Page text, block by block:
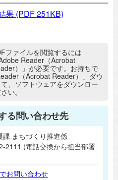
果 (PDF 251KB)
ファイルを閲覧するには
Adobe Reader（Acrobat
）」が必要です。お持ちで
（Acrobat Reader）」ダウ
、ソフトウェアをダウンロー
い。
る問い合わせ先
課 まちづくり推進係
2111 (電話交換から担当部署
お問い合わせ